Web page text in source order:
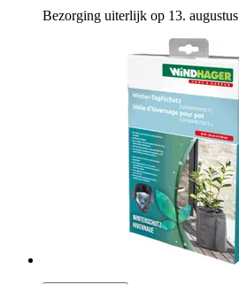
Bezorging uiterlijk op 13. augustus